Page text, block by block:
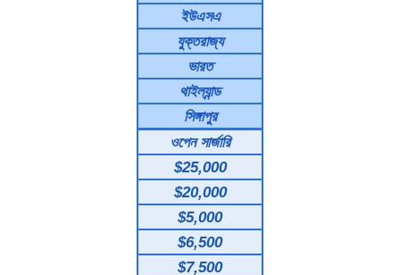
ইউএসএ
যুক্তরাজ্য
ভারত
থাইল্যান্ড
সিঙ্গাপুর
ওপেন সার্জারি
$25,000
$20,000
$5,000
$6,500
$7,500